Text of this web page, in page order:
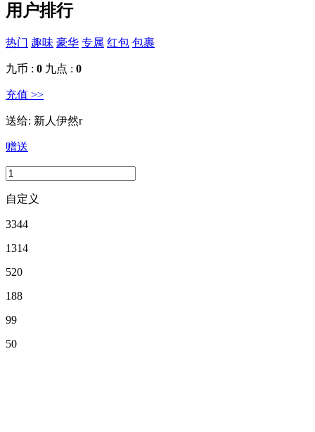
用户排行
热门 趣味 豪华 专属 红包 包裹
九币 : 0 九点 : 0
充值 >>
送给: 新人伊然r
赠送
自定义
3344
1314
520
188
99
50